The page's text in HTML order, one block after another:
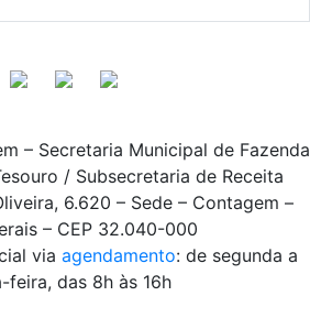
– Secretaria Municipal de Fazenda
/ Subsecretaria de Receita
6.620 – Sede – Contagem –
– CEP 32.040-000
via agendamento: de segunda a
feira, das 8h às 16h